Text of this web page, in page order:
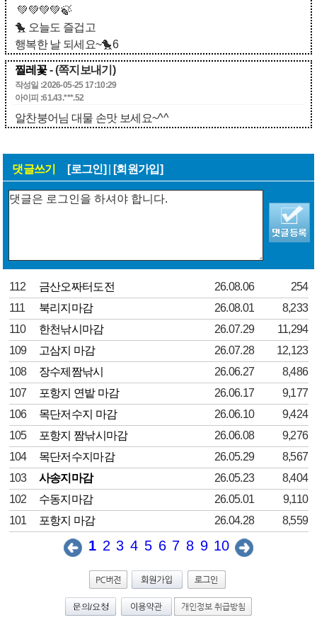
💚💚💚💚🍃
🐤 오늘도 즐겁고
행복한 날 되세요~🐤6
찔레꽃- (쪽지보내기)
작성일 :2026-05-25 17:10:29
아이피 :61.43.***.52
알찬붕어님 대물 손맛 보세요~^^
댓글쓰기 [로그인] [회원가입]
112 금산오짜터도전 26.08.06
254
111
북리지마감 26.08.01
8,233
110
한천낚시마감 26.07.29
11,294
109
고삼지 마감 26.07.28
12,123
108
장수제짬낚시 26.06.27
8,486
107
포항지 연밭 마감 26.06.17
9,177
106
목단저수지 마감 26.06.10
9,424
105
포항지 짬낚시마감 26.06.08
9,276
104
목단저수지마감 26.05.29
8,567
103
사송지마감 26.05.23
8,404
102
수동지마감 26.05.01
9,110
101
포항지 마감 26.04.28 8,559
1 2 3 4 5 6 7 8 9 10